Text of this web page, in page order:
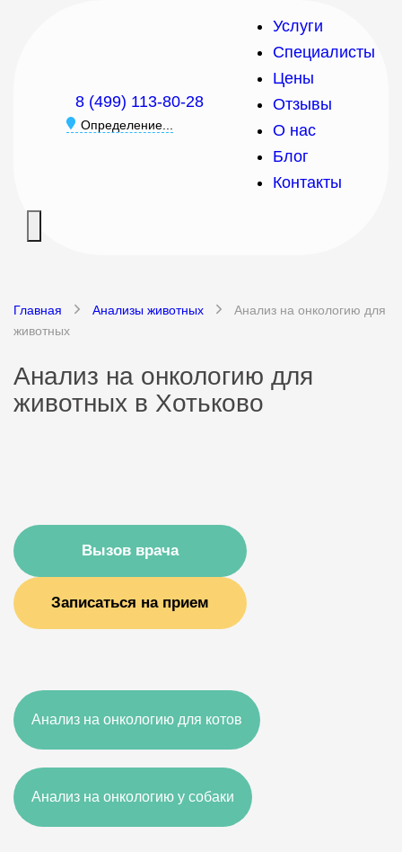
Услуги
Специалисты
Цены
Отзывы
О нас
Блог
Контакты
8 (499) 113-80-28
Определение...
Главная Анализы животных
Анализ на онкологию для
животных
Анализ на онкологию для
животных в Хотьково
Вызов врача
Записаться на прием
Анализ на онкологию для котов
Анализ на онкологию у собаки